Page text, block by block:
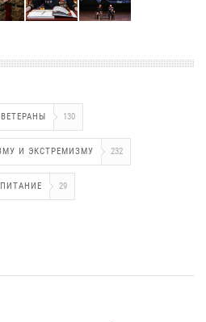
ВЕТЕРАНЫ 130
И ЭКСТРЕМИЗМУ 232
29